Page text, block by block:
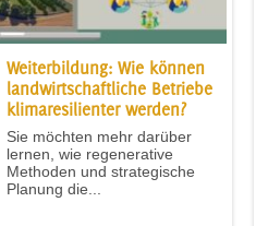
Weiterbildung: Wie können
landwirtschaftliche Betriebe
klimaresilienter werden?
Sie möchten mehr darüber
lernen, wie regenerative
Methoden und strategische
Planung die...